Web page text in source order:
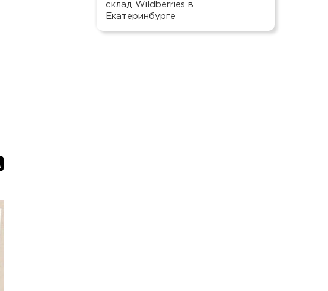
склад Wildberries в
Екатеринбурге